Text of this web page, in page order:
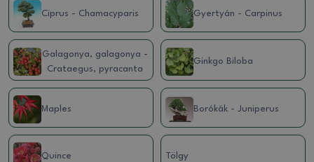
Ciprus - Chamacyparis Gyertyán - Carpinus
Galagonya, galagonya -
Crataegus, pyracanta
Ginkgo Biloba
Maples Borókák - Juniperus
Quince Tölgy